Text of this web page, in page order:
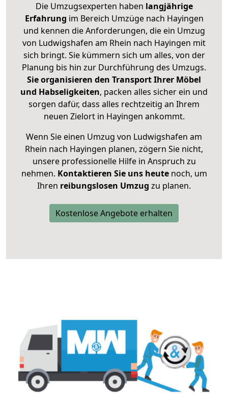
Die Umzugsexperten haben langjährige
Erfahrung im Bereich Umzüge nach Hayingen
und kennen die Anforderungen, die ein Umzug
von Ludwigshafen am Rhein nach Hayingen mit
sich bringt. Sie kümmern sich um alles, von der
Planung bis hin zur Durchführung des Umzugs.
Sie organisieren den Transport Ihrer Möbel
und Habseligkeiten, packen alles sicher ein und
sorgen dafür, dass alles rechtzeitig an Ihrem
neuen Zielort in Hayingen ankommt.
Wenn Sie einen Umzug von Ludwigshafen am
Rhein nach Hayingen planen, zögern Sie nicht,
unsere professionelle Hilfe in Anspruch zu
nehmen. Kontaktieren Sie uns heutenoch, um
Ihren reibungslosen Umzug zu planen.
Kostenlose Angebote erhalten